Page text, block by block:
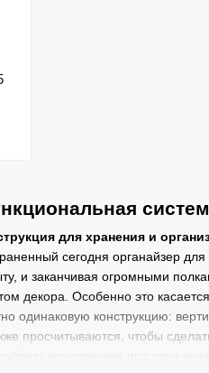
для хранения и
сегодня органайзер
и заканчивая огромными
декора. Особенно это
одинаковую конструкцию:
просчитываются, чтобы